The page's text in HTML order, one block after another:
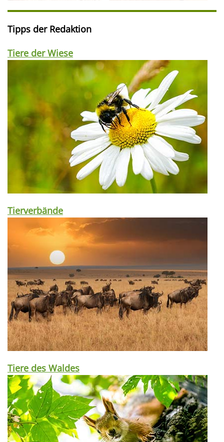
Tipps der Redaktion
Tiere der Wiese
Tierverbände
Tiere des Waldes